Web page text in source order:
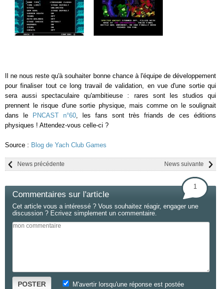
Il ne nous reste qu'à souhaiter bonne chance à l'équipe de développement
pour finaliser tout ce long travail de validation, en vue d'une sortie qui
sera aussi spectaculaire qu'ambitieuse : rares sont les studios qui
prennent le risque d'une sortie physique, mais comme on le soulignait
dans le
PNCAST n°60, les fans sont très friands de ces éditions
physiques ! Attendez-vous celle-ci ?
Source : Blog de Yach Club Games
News suivante
News précédente
Commentaires sur l'article
1
Cet article vous a intéressé ? Vous souhaitez réagir, engager une
discussion ? Ecrivez simplement un commentaire.
POSTER M'avertir lorsqu'une réponse est postée